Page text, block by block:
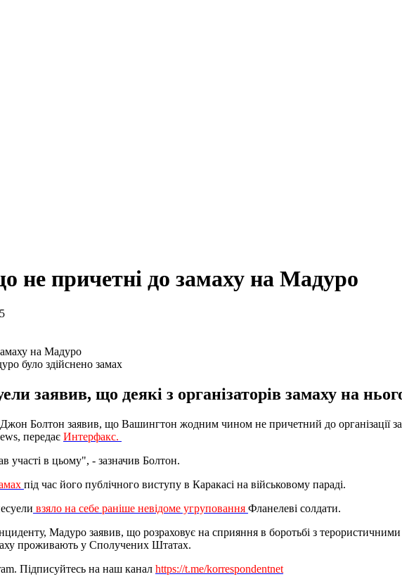
причетні до замаху на Мадуро
було здійснено замах
заявив, що деякі з організаторів замаху на
Болтон заявив, що Вашингтон жодним чином не причетний до організації
передає Интерфакс.
в цьому", - зазначив Болтон.
під час його публічного виступу в Каракасі на військовому параді.
взяло на себе раніше невідоме угруповання Фланелеві солдати.
інциденту, Мадуро заявив, що розраховує на сприяння в боротьбі з
проживають у Сполучених Штатах.
Підписуйтесь на наш канал https://t.me/korrespondentnet